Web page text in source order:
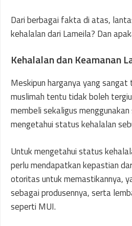
Dari berbagai fakta di atas,
kehalalan dari Lameila? Dan
Kehalalan dan Keamanan
Meskipun harganya yang sangat
muslimah tentu tidak boleh
membeli sekaligus
mengetahui status kehalalan
Untuk mengetahui status
perlu mendapatkan kepastian
otoritas untuk memastikannya,
sebagai produsennya, serta
seperti MUI.